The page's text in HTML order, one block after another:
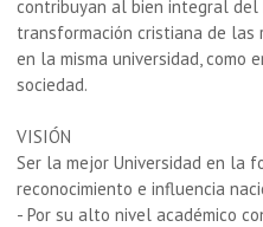
contribuyan al bien integral del
transformación cristiana de
en la misma universidad, como
sociedad.
VISIÓN
Ser la mejor Universidad en la
reconocimiento e influencia
- Por su alto nivel académico